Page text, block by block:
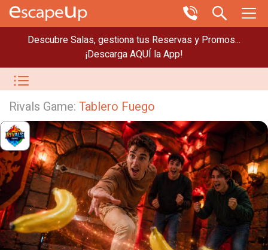
Descubre Salas, gestiona tus Reservas y Promos...
¡Descarga AQUÍ la App!
Rivals Game: Tablero Fuego